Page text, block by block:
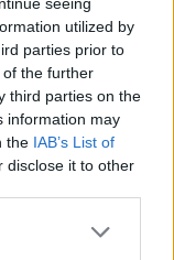
utilized by
parties prior to
the further
third parties on the
information may
the IAB’s List of
disclose it to other